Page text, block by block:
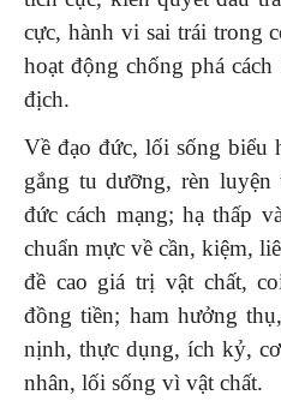
cực, hành vi sai trái trong
hoạt động chống phá
địch.
Về đạo đức, lối sống biểu
gắng tu dưỡng, rèn luyện
đức cách mạng; hạ thấp
chuẩn mực về cần, kiệm,
đề cao giá trị vật chất,
đồng tiền; ham hưởng
nịnh, thực dụng, ích kỷ,
nhân, lối sống vì vật chất.